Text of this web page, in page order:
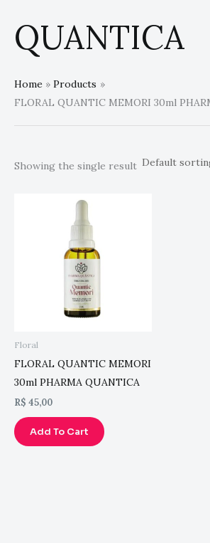
QUANTICA
Home
Products
FLORAL QUANTIC MEMORI 30ml
Showing the single result
Floral
FLORAL QUANTIC MEMORI
30ml PHARMA QUANTICA
R$ 45,00
Add To Cart